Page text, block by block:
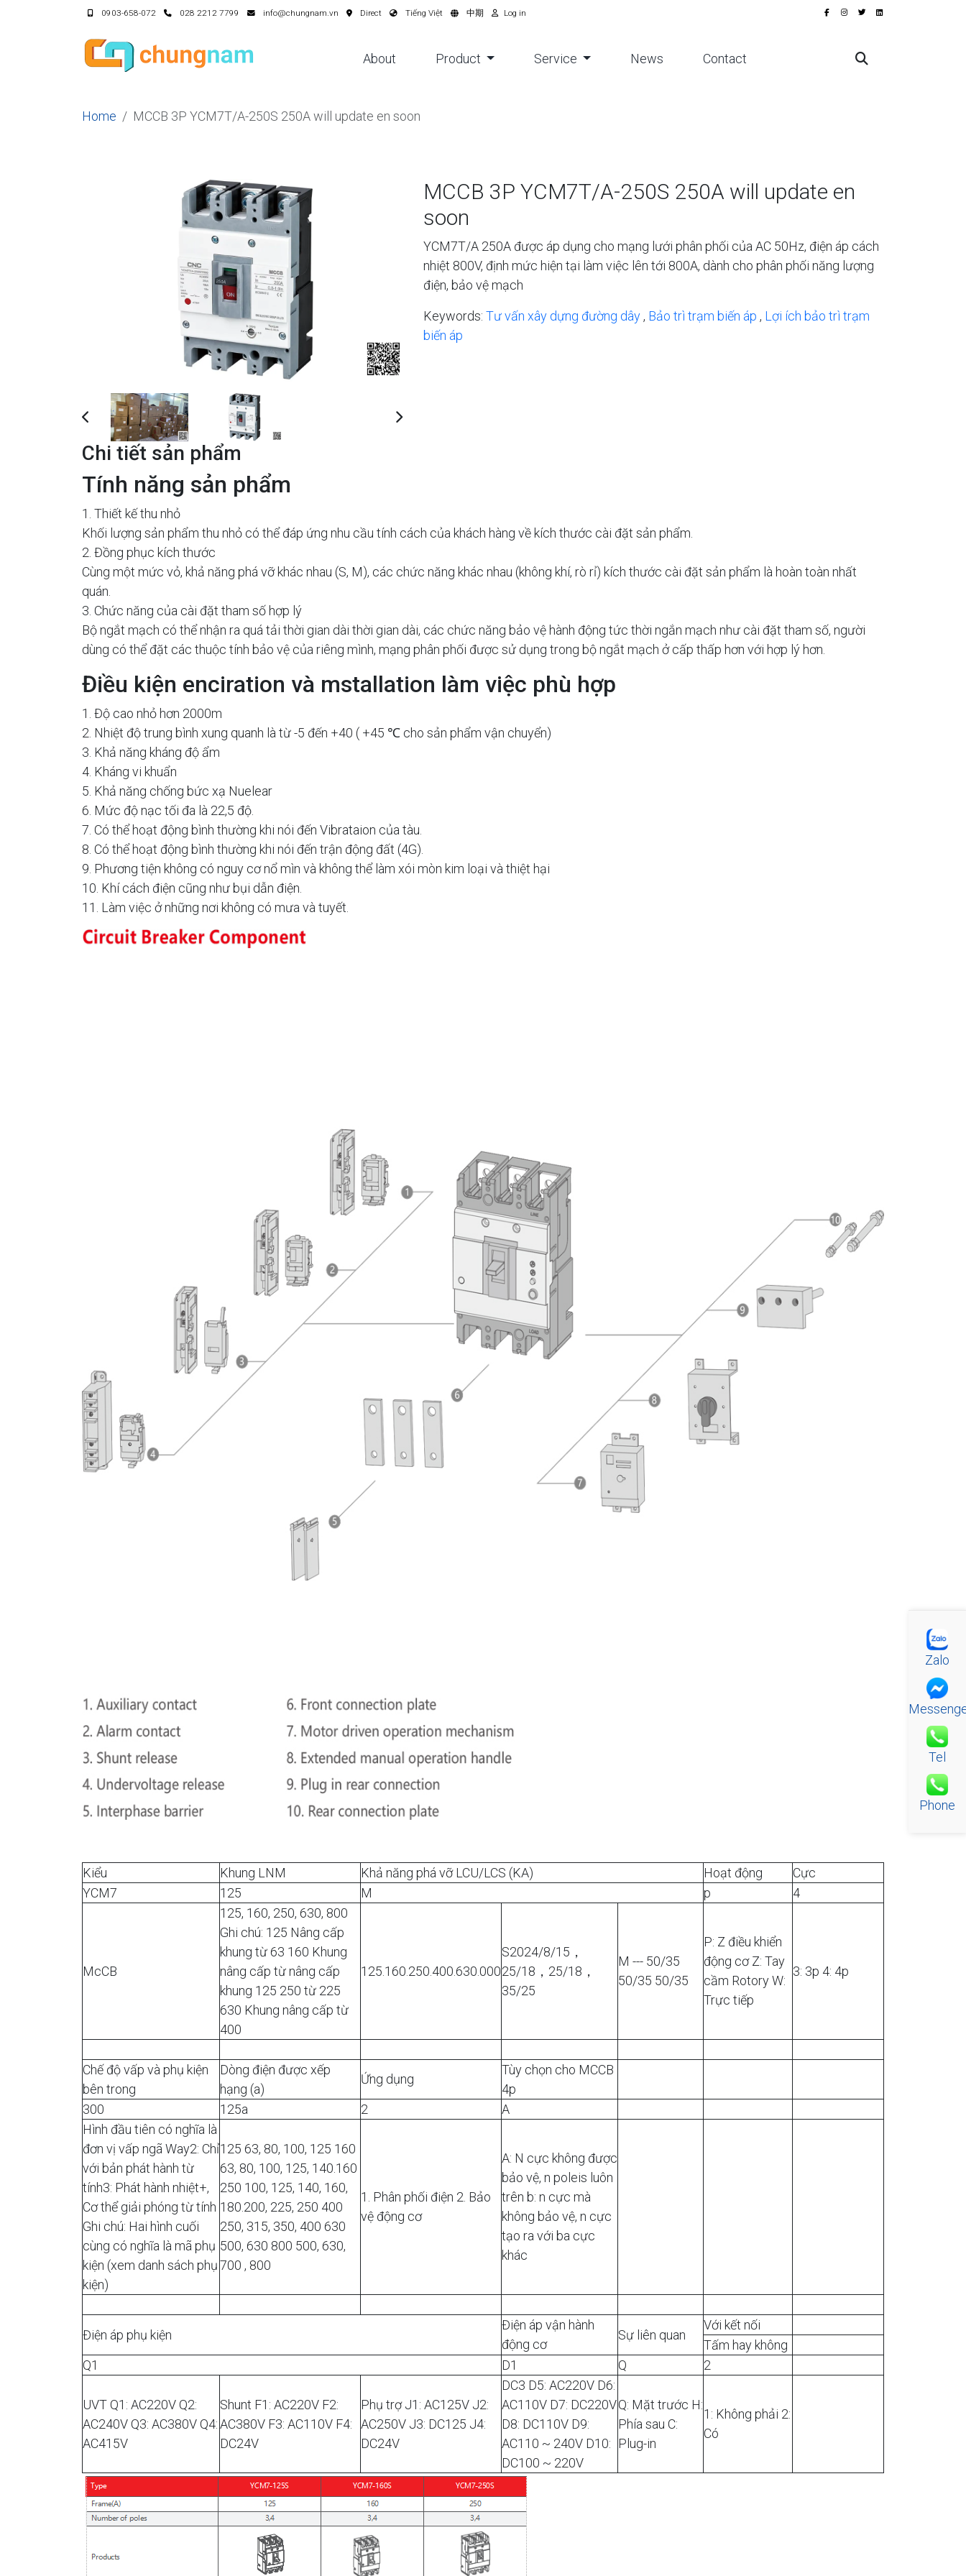
0903-658-072 028 2212 7799 info@chungnam.vn Direct Tiếng Việt 中期 Log in
About Product Service News Contact
Home MCCB 3P YCM7T/A-250S 250A will update en soon
Previous Next
MCCB 3P YCM7T/A-250S 250A will update en
soon
YCM7T/A 250A được áp dụng cho mạng lưới phân phối của AC 50Hz, điện áp cách
nhiệt 800V, định mức hiện tại làm việc lên tới 800A, dành cho phân phối năng lượng
điện, bảo vệ mạch
Keywords: Tư vấn xây dựng đường dây, Bảo trì trạm biến áp , Lợi ích bảo trì trạm
biến áp
Chi tiết sản phẩm
Tính năng sản phẩm
1. Thiết kế thu nhỏ
Khối lượng sản phẩm thu nhỏ có thể đáp ứng nhu cầu tính cách của khách hàng về kích thước cài đặt sản phẩm.
2. Đồng phục kích thước
Cùng một mức vỏ, khả năng phá vỡ khác nhau (S, M), các chức năng khác nhau (không khí, rò rỉ) kích thước cài đặt sản phẩm là hoàn toàn nhất
quán.
3. Chức năng của cài đặt tham số hợp lý
Bộ ngắt mạch có thể nhận ra quá tải thời gian dài thời gian dài, các chức năng bảo vệ hành động tức thời ngắn mạch như cài đặt tham số, người
dùng có thể đặt các thuộc tính bảo vệ của riêng mình, mạng phân phối được sử dụng trong bộ ngắt mạch ở cấp thấp hơn với hợp lý hơn.
Điều kiện enciration và mstallation làm việc phù hợp
1. Độ cao nhỏ hơn 2000m
2. Nhiệt độ trung bình xung quanh là từ -5 đến +40 ( +45 ℃ cho sản phẩm vận chuyển)
3. Khả năng kháng độ ẩm
4. Kháng vi khuẩn
5. Khả năng chống bức xạ Nuelear
6. Mức độ nạc tối đa là 22,5 độ.
7. Có thể hoạt động bình thường khi nói đến Vibrataion của tàu.
8. Có thể hoạt động bình thường khi nói đến trận động đất (4G).
9. Phương tiện không có nguy cơ nổ mìn và không thể làm xói mòn kim loại và thiệt hại
10. Khí cách điện cũng như bụi dẫn điện.
11. Làm việc ở những nơi không có mưa và tuyết.
Kiểu Khung LNM Khả năng phá vỡ LCU/LCS (KA) Hoạt động
Cực
YCM7
125 M p 4
McCB
125, 160, 250, 630, 800
Ghi chú: 125 Nâng cấp
khung từ 63 160 Khung
nâng cấp từ nâng cấp
khung 125 250 từ 225
630 Khung nâng cấp từ
400
125.160.250.400.630.000
S2024/8/15，
25/18，25/18，
35/25
M --- 50/35
50/35 50/35
P: Z điều khiển
động cơ Z: Tay
cầm Rotory W:
Trực tiếp
3: 3p 4: 4p
Chế độ vấp và phụ kiện
bên trong
Dòng điện được xếp
hạng (a)
Ứng dụng
Tùy chọn cho MCCB
4p
300
125a 2
A
Hình đầu tiên có nghĩa là
đơn vị vấp ngã Way2: Chỉ
với bản phát hành từ
tính3: Phát hành nhiệt+,
Cơ thể giải phóng từ tính
Ghi chú: Hai hình cuối
cùng có nghĩa là mã phụ
kiện (xem danh sách phụ
kiện)
125 63, 80, 100, 125 160
63, 80, 100, 125, 140.160
250 100, 125, 140, 160,
180.200, 225, 250 400
250, 315, 350, 400 630
500, 630 800 500, 630,
700 , 800
1. Phân phối điện 2. Bảo
vệ động cơ
A: N cực không được
bảo vệ, n poleis luôn
trên b: n cực mà
không bảo vệ, n cực
tạo ra với ba cực
khác
Điện áp phụ kiện
Điện áp vận hành
động cơ
Sự liên quan
Với kết nối
Tấm hay không
Q1
D1 Q 2
UVT Q1: AC220V Q2:
AC240V Q3: AC380V Q4:
AC415V
Shunt F1: AC220V F2:
AC380V F3: AC110V F4:
DC24V
Phụ trợ J1: AC125V J2:
AC250V J3: DC125 J4:
DC24V
DC3 D5: AC220V D6:
AC110V D7: DC220V
D8: DC110V D9:
AC110 ~ 240V D10:
DC100 ~ 220V
Q: Mặt trước H:
Phía sau C:
Plug-in
1: Không phải 2:
Có
Zalo
Tel
Phone